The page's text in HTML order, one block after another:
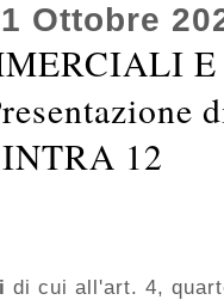
Ottobre
12
di cui all'art. 4,